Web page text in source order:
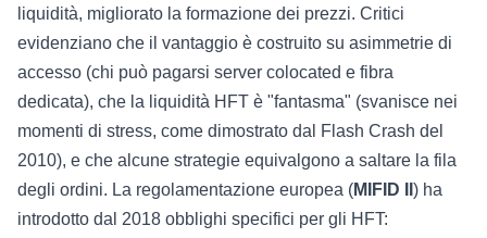
liquidità, migliorato la formazione dei prezzi. Critici
evidenziano che il vantaggio è costruito su asimmetrie di
accesso (chi può pagarsi server colocated e fibra
dedicata), che la liquidità HFT è "fantasma" (svanisce nei
momenti di stress, come dimostrato dal Flash Crash del
2010), e che alcune strategie equivalgono a saltare la fila
degli ordini. La regolamentazione europea (MIFID II ) ha
introdotto dal 2018 obblighi specifici per gli HFT: